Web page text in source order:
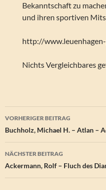
Bekanntschaft zu
und ihren sportiven
http://
Nichts Vergleichbares
Beitragsnavigation
VORHERIGER BEITRAG
Buchholz, Michael H. – Atlan –
NÄCHSTER BEITRAG
Ackermann, Rolf – Fluch des